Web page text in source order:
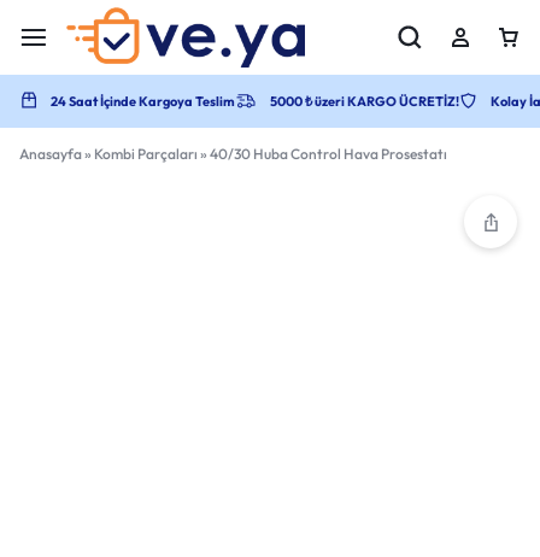
24 Saat İçinde Kargoya Teslim 5000 ₺ üzeri KARGO ÜCRETİZ! Kolay
Anasayfa» Kombi Parçaları » 40/30 Huba Control Hava Prosestatı